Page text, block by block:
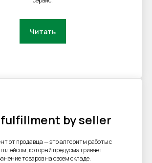
Читать
fulfillment by seller
от продавца — это алгоритм работы с
который предусматривает
товаров на своем складе.